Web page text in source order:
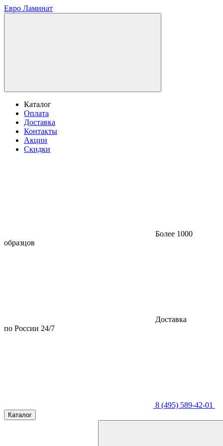
Евро Ламинат
Каталог
Оплата
Доставка
Контакты
Акции
Скидки
Более 1000
образцов
Доставка
по России 24/7
8 (495) 589-42-01
Каталог